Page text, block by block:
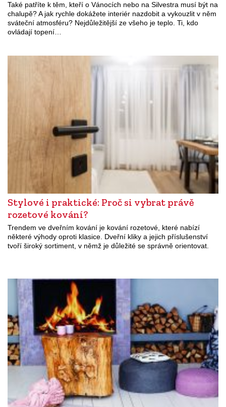
Také patříte k těm, kteří o Vánocích nebo na Silvestra musí být na
chalupě? A jak rychle dokážete interiér nazdobit a vykouzlit v něm
sváteční atmosféru? Nejdůležitější ze všeho je teplo. Ti, kdo
ovládají topení…
Stylové i praktické: Proč si vybrat právě
rozetové kování?
Trendem ve dveřním kování je kování rozetové, které nabízí
některé výhody oproti klasice. Dveřní kliky a jejich příslušenství
tvoří široký sortiment, v němž je důležité se správně orientovat.